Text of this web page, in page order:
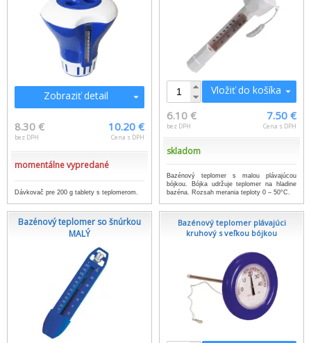
Zobraziť detail
8.30 €
bez DPH
10.20 €
Cena s DPH
momentálne vypredané
Dávkovač pre 200 g tablety s teplomerom.
Vložiť do košíka
6.10 €
bez DPH
7.50 €
Cena s DPH
skladom
Bazénový teplomer s malou plávajúcou
bójkou. Bójka udržuje teplomer na hladine
bazéna. Rozsah merania teploty 0 – 50°C.
Bazénový teplomer so šnúrkou
MALÝ
Bazénový teplomer plávajúci
kruhový s veľkou bójkou